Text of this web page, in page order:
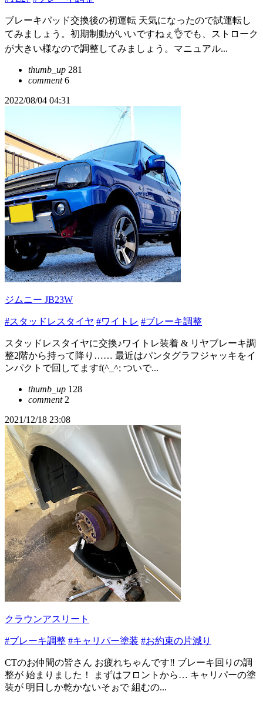
ブレーキパッド交換後の初運転 天気になったので試運転し
てみましょう。初期制動がいいですねぇ👌でも、ストローク
が大きい様なので調整してみましょう。マニュアル...
thumb_up 281
comment6
2022/08/04 04:31
ジムニー JB23W
#スタッドレスタイヤ #ワイトレ #ブレーキ調整
スタッドレスタイヤに交換♪ワイトレ装着 & リヤブレーキ調
整2階から持って降り…… 最近はパンタグラフジャッキをイ
ンパクトで回してますf(^_^; ついで...
thumb_up 128
comment2
2021/12/18 23:08
クラウンアスリート
#ブレーキ調整 #キャリパー塗装 #お約束の片減り
CTのお仲間の皆さん お疲れちゃんです‼️ ブレーキ回りの調
整が 始まりました！ まずはフロントから… キャリパーの塗
装が 明日しか乾かないそぉで 組むの...